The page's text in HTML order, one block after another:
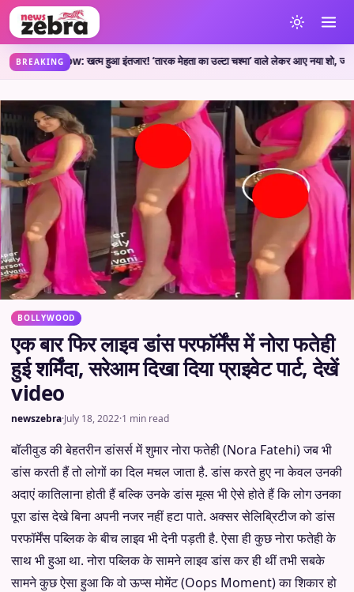
BREAKING
Show: खत्म हुआ इंतजार! ‘तारक मेहता का उल्टा चश्मा’ वाले लेकर आए नया शो, जानें
BOLLYWOOD
एक बार फिर लाइव डांस परफॉर्मेंस में नोरा फतेही
हुई शर्मिंदा, सरेआम दिखा दिया प्राइवेट पार्ट, देखें
video
newszebra·July 18, 2022·1 min read
बॉलीवुड की बेहतरीन डांसर्स में शुमार नोरा फतेही (Nora Fatehi) जब भी
डांस करती हैं तो लोगों का दिल मचल जाता है. डांस करते हुए ना केवल उनकी
अदाएं कातिलाना होती हैं बल्कि उनके डांस मूव्स भी ऐसे होते हैं कि लोग उनका
पूरा डांस देखे बिना अपनी नजर नहीं हटा पाते. अक्सर सेलिब्रिटीज को डांस
परफॉर्मेंस पब्लिक के बीच लाइव भी देनी पड़ती है. ऐसा ही कुछ नोरा फतेही के
साथ भी हुआ था. नोरा पब्लिक के सामने लाइव डांस कर ही थीं तभी सबके
सामने कुछ ऐसा हुआ कि वो ऊप्स मोमेंट (Oops Moment) का शिकार हो